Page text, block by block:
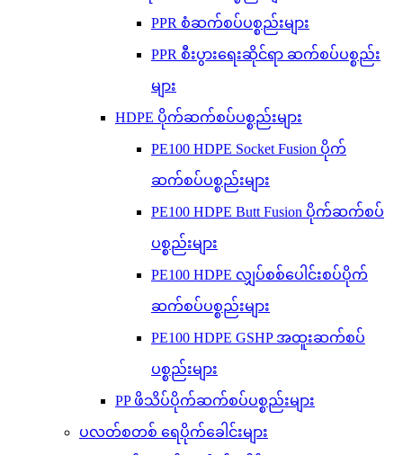
PPR စံဆက်စပ်ပစ္စည်းများ
PPR စီးပွားရေးဆိုင်ရာ ဆက်စပ်ပစ္စည်း
များ
HDPE ပိုက်ဆက်စပ်ပစ္စည်းများ
PE100 HDPE Socket Fusion ပိုက်
ဆက်စပ်ပစ္စည်းများ
PE100 HDPE Butt Fusion ပိုက်ဆက်စပ်
ပစ္စည်းများ
PE100 HDPE လျှပ်စစ်ပေါင်းစပ်ပိုက်
ဆက်စပ်ပစ္စည်းများ
PE100 HDPE GSHP အထူးဆက်စပ်
ပစ္စည်းများ
PP ဖိသိပ်ပိုက်ဆက်စပ်ပစ္စည်းများ
ပလတ်စတစ် ရေပိုက်ခေါင်းများ